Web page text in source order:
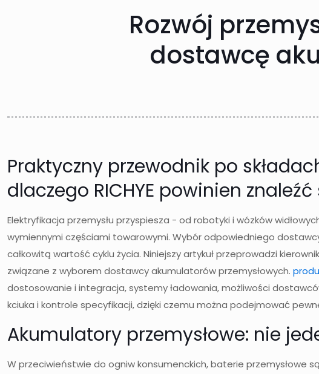
Rozwój
dostawcę
Praktyczny przewodnik po
dlaczego RICHYE powinien
Elektryfikacja przemysłu przyspiesza - od robotyki i wózków
wymiennymi częściami towarowymi. Wybór odpowiedniego
całkowitą wartość cyklu życia. Niniejszy artykuł przeprowadzi
związane z wyborem dostawcy akumulatorów przemysłowych.
dostosowanie i integracja, systemy ładowania, możliwości
kciuka i kontrole specyfikacji, dzięki czemu można podejmować
Akumulatory przemysłowe: nie
W przeciwieństwie do ogniw konsumenckich, baterie przemysłowe